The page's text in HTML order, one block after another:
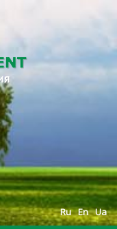
Ua
En
Ru